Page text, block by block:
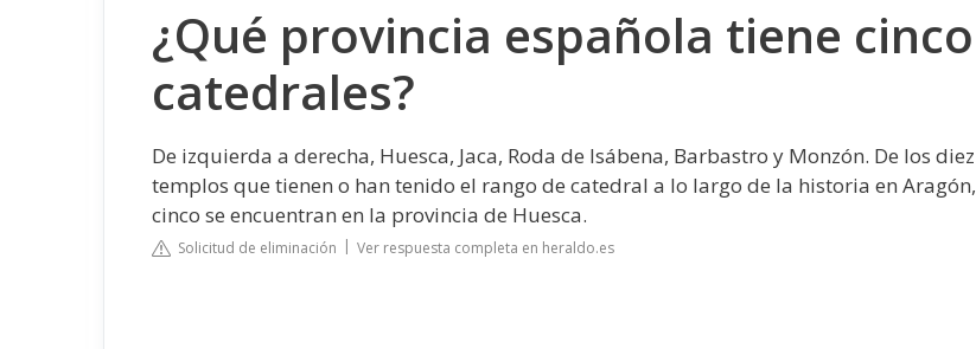
¿Qué provincia española tiene cinco
catedrales?
De izquierda a derecha, Huesca, Jaca, Roda de Isábena, Barbastro y Monzón. De los diez
templos que tienen o han tenido el rango de catedral a lo largo de la historia en Aragón,
cinco se encuentran en la provincia de Huesca.
Solicitud de eliminación Ver respuesta completa en heraldo.es